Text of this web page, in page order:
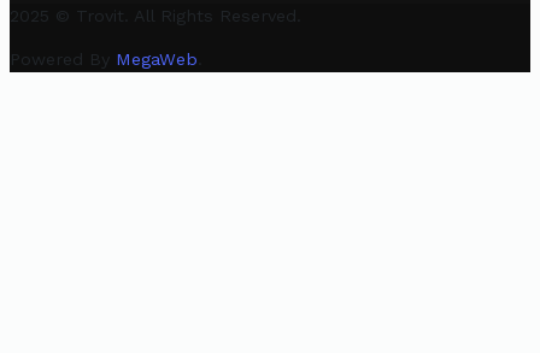
2025 © Trovit. All Rights Reserved.
Powered By MegaWeb